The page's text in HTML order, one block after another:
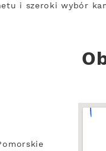
i szeroki wybór